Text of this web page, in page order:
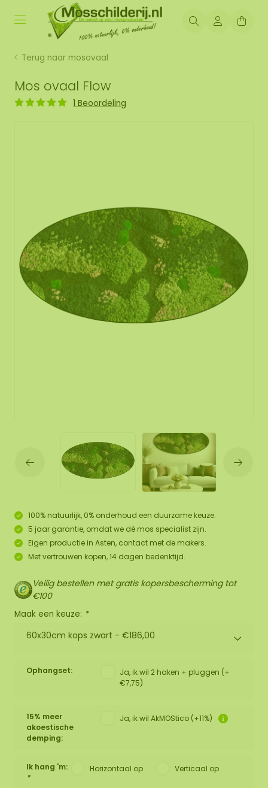
Terug naar mosovaal
Mos ovaal Flow
1 Beoordeling
100% natuurlijk, 0% onderhoud een duurzame keuze.
5 jaar garantie, omdat we dé mos specialist zijn.
Eigen productie in Asten, contact met de makers.
Met vertrouwen kopen, 14 dagen bedenktijd.
Veilig bestellen met gratis kopersbescherming tot
€100
Maak een keuze: *
60x30cm kops zwart - €186,00
Ophangset:
Ja, ik wil 2 haken + pluggen (+
€7,75)
15% meer
akoestische
demping:
Ja, ik wil AkMOStico (+11%)
Ik hang 'm:
*
Horizontaal op Verticaal op